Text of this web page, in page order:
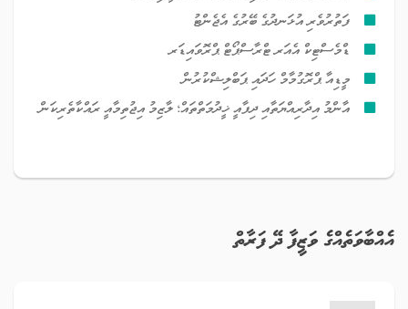
ފަތުރުވެރި އުޅަނދުގެ ބޭރުގެ އެޖެންޓު
ޑްމެސްޓިކް އެއަރ ޓްރާސްޕޯޓް ޕްރޮވައިޑަރ
މީޑިއާ ޕްރޮގުމާމް ހަދައި ޕަބްލިޝްކުރުން
އާންމު އިދާރިއްޔަތާއި ދިފާއީ ޚީދުމަތްތައް؛ ލާޒިމު އިޖުތިމާއީ ރައްކާތެރިކަން
އެއްބާވަތެއްގެ ވަޒީފާ ދޭ ފަރާތް